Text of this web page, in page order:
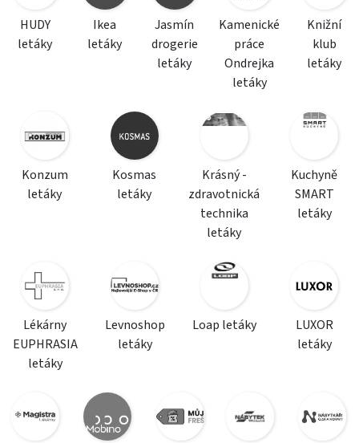
HUDY
letáky
Ikea
letáky
Jasmín
drogerie
letáky
Kamenické
práce
Ondrejka
letáky
Knižní
klub
letáky
Konzum
letáky
Kosmas
letáky
Krásný -
zdravotnická
technika
letáky
Kuchyně
SMART
letáky
Lékárny
EUPHRASIA
letáky
Levnoshop
letáky
Loap letáky
LUXOR
letáky